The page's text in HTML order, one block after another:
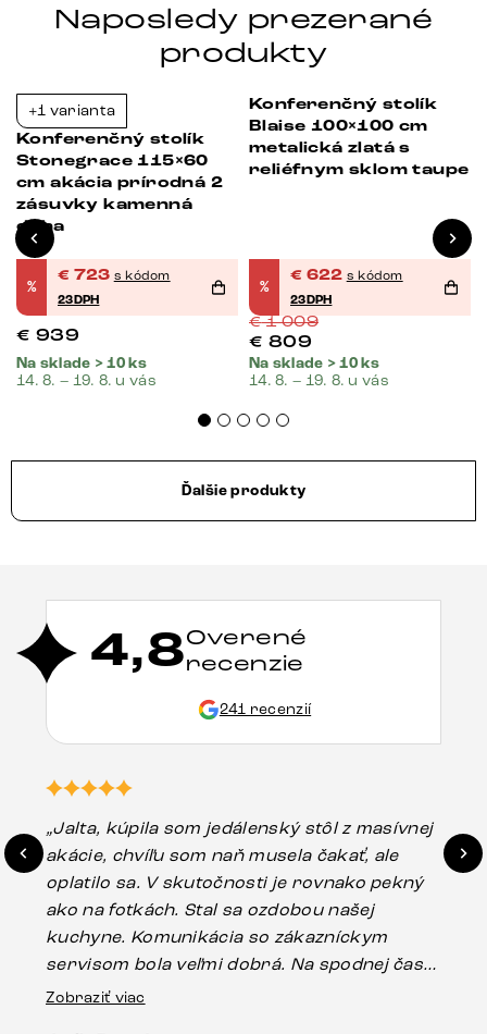
Naposledy prezerané
produkty
Bestseller
+1 varianta
Konferenčný stolík
Stonegrace 115×60
cm akácia prírodná 2
zásuvky kamenná
dyha
%
€ 723 s kódom
23DPH
€ 939
Na sklade > 10 ks
14. 8. – 19. 8. u vás
-38%
Konferenčný stolík
Blaise 100×100 cm
metalická zlatá s
reliéfnym sklom taupe
%
€ 622 s kódom
23DPH
€1 009
€ 809
Na sklade > 10 ks
14. 8. – 19. 8. u vás
Ďalšie produkty
4,8Overené
recenzie
241 recenzií
„Jalta, kúpila som jedálenský stôl z masívnej
akácie, chvíľu som naň musela čakať, ale
oplatilo sa. V skutočnosti je rovnako pekný
ako na fotkách. Stal sa ozdobou našej
kuchyne. Komunikácia so zákazníckym
servisom bola veľmi dobrá. Na spodnej časti
stola bolo malé poškodenie, pravdepodobne
Zobraziť viac